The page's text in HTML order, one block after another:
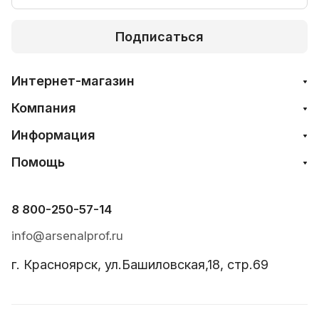
Подписаться
Интернет-магазин
Компания
Информация
Помощь
8 800-250-57-14
info@arsenalprof.ru
г. Красноярск, ул.Башиловская,18, стр.69